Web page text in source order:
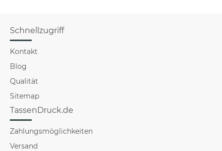
Schnellzugriff
Kontakt
Blog
Qualität
Sitemap
TassenDruck.de
Zahlungsmöglichkeiten
Versand